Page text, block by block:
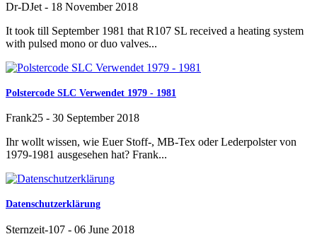
Dr-DJet - 18 November 2018
It took till September 1981 that R107 SL received a heating system
with pulsed mono or duo valves...
Polstercode SLC Verwendet 1979 - 1981
Frank25 - 30 September 2018
Ihr wollt wissen, wie Euer Stoff-, MB-Tex oder Lederpolster von
1979-1981 ausgesehen hat? Frank...
Datenschutzerklärung
Sternzeit-107 - 06 June 2018